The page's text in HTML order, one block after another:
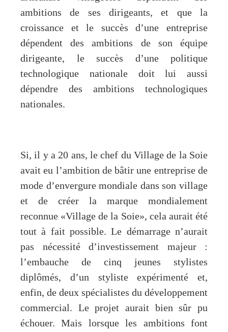
ambitions de ses dirigeants, et que la
croissance et le succès d’une entreprise
dépendent des ambitions de son équipe
dirigeante, le succès d’une politique
technologique nationale doit lui aussi
dépendre des ambitions technologiques
nationales.
Si, il y a 20 ans, le chef du Village de la Soie
avait eu l’ambition de bâtir une entreprise de
mode d’envergure mondiale dans son village
et de créer la marque mondialement
reconnue «Village de la Soie», cela aurait été
tout à fait possible. Le démarrage n’aurait
pas nécessité d’investissement majeur :
l’embauche de cinq jeunes stylistes
diplômés, d’un styliste expérimenté et,
enfin, de deux spécialistes du développement
commercial. Le projet aurait bien sûr pu
échouer. Mais lorsque les ambitions font